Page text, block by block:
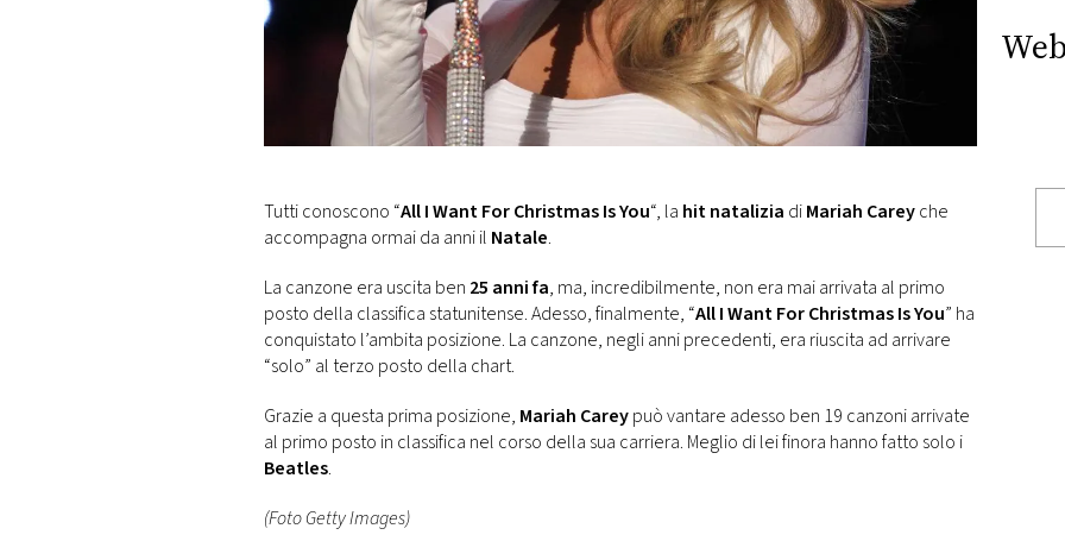
PRINCIPATO
MONACO
Tutti conoscono “All I Want For Christmas Is You“, la hit natalizia diMariah Careyche
accompagna ormai da anni il Natale.
La canzone era uscita ben 25 anni fa, ma, incredibilmente, non era mai arrivata al primo
posto della classifica statunitense. Adesso, finalmente, “All I Want For Christmas Is You” ha
conquistato l’ambita posizione. La canzone, negli anni precedenti, era riuscita ad arrivare
“solo” al terzo posto della chart.
Grazie a questa prima posizione, Mariah Careypuò vantare adesso ben 19 canzoni arrivate
al primo posto in classifica nel corso della sua carriera. Meglio di lei finora hanno fatto solo i
Beatles.
(Foto Getty Images)